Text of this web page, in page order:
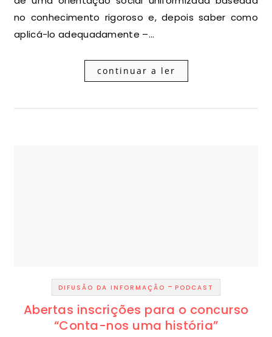
no conhecimento rigoroso e, depois saber como
aplicá-lo adequadamente –…
continuar a ler
DIFUSÃO DA INFORMAÇÃO - PODCAST
Abertas inscrições para o concurso
“Conta-nos uma história”